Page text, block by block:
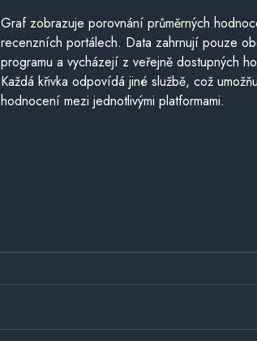
Graf zobrazuje porovnání průměrných
recenzních portálech. Data zahrnují pouze
programu a vycházejí z veřejně dostupných
Každá křivka odpovídá jiné službě, což
hodnocení mezi jednotlivými platformami.